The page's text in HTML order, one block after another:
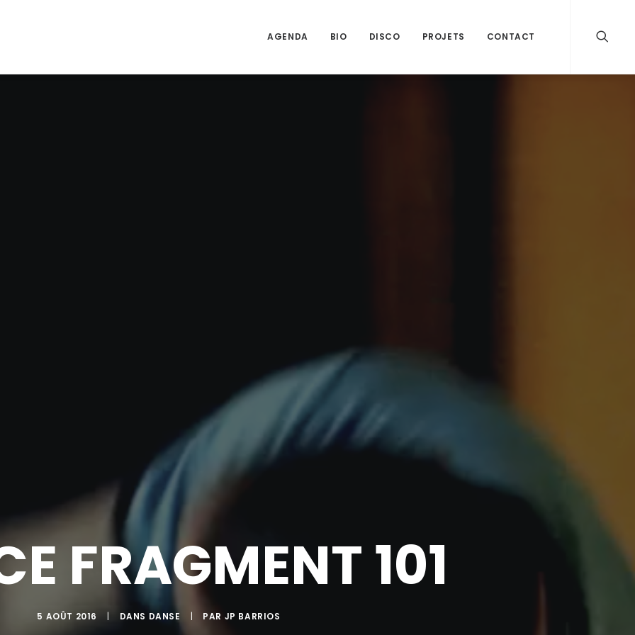
AGENDA BIO DISCO PROJETS CONTACT
FRAGMENT 101
5 AOÛT 2016 | DANS DANSE | PAR JP BARRIOS